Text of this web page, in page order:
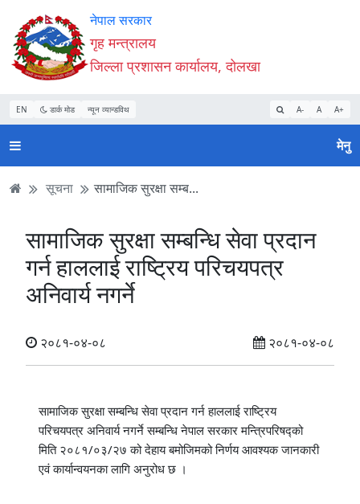
Accessibility
Mode
सुरु
गर्नुहोस्
सामाग्री
पढ्नुहाेस्
नेभिगेसन
पढ्नुहाेस्
वेबसाइट
खोजमा
जानुहोस्
नेपाल सरकार
गृह मन्त्रालय
जिल्ला प्रशासन कार्यालय, दोलखा
EN डार्क मोड न्यून व्यान्डविथ A- A A+
मेनु
सूचना सामाजिक सुरक्षा सम्ब...
सामाजिक सुरक्षा सम्बन्धि सेवा प्रदान
गर्न हाललाई राष्ट्रिय परिचयपत्र
अनिवार्य नगर्ने
२०८१-०४-०८ २०८१-०४-०८
सामाजिक सुरक्षा सम्बन्धि सेवा प्रदान गर्न हाललाई राष्ट्रिय
परिचयपत्र अनिवार्य नगर्ने सम्बन्धि नेपाल सरकार मन्त्रिपरिषद्को
मिति २०८१/०३/२७ को देहाय बमोजिमको निर्णय आवश्यक जानकारी
एवं कार्यान्वयनका लागि अनुरोध छ ।